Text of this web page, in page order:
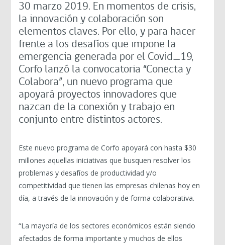
30 marzo 2019. En momentos de crisis,
la innovación y colaboración son
elementos claves. Por ello, y para hacer
frente a los desafíos que impone la
emergencia generada por el Covid_19,
Corfo lanzó la convocatoria “Conecta y
Colabora”, un nuevo programa que
apoyará proyectos innovadores que
nazcan de la conexión y trabajo en
conjunto entre distintos actores.
Este nuevo programa de Corfo apoyará con hasta $30
millones aquellas iniciativas que busquen resolver los
problemas y desafíos de productividad y/o
competitividad que tienen las empresas chilenas hoy en
día, a través de la innovación y de forma colaborativa.
“La mayoría de los sectores económicos están siendo
afectados de forma importante y muchos de ellos